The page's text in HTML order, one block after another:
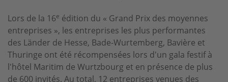
Lors de la 16e édition du « Grand Prix des moyennes
entreprises », les entreprises les plus performantes
des Länder de Hesse, Bade-Wurtemberg, Bavière et
Thuringe ont été récompensées lors d'un gala festif à
l'hôtel Maritim de Wurtzbourg et en présence de plus
de 600 invités. Au total, 12 entreprises venues des